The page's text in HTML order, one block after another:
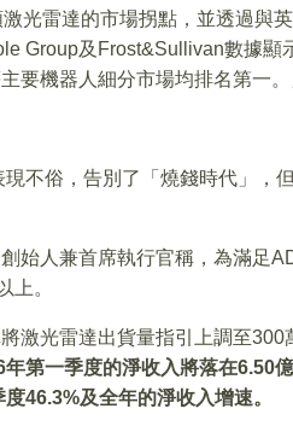
光雷達的市場拐點，並透過與
Group及Frost&Sullivan數據顯
要機器人細分市場均排名第一。
不俗，告別了「燒錢時代」，
始人兼首席執行官稱，為滿足
上。
激光雷達出貨量指引上調至
第一季度的淨收入將落在6.50
46.3%及全年的淨收入增速。